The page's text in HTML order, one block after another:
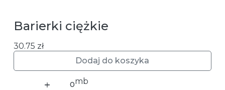
Barierki ciężkie
30.75 zł
Dodaj do koszyka
Barierki